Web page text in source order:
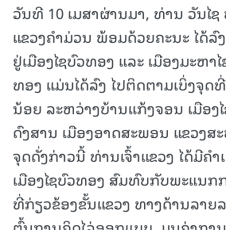
ວັນທີ 10 ເມສາຜ່ານມາ, ທ່ານ ວັນໄຊ
ແຂວງຄໍາມ່ວນ ພ້ອມດ້ວຍຄະນະ ໄດ້ລົ
ຢູ່ເມືອງໄຊບົວທອງ ແລະ ເມືອງມະຫາ
ທອງ ແມ່ນໄດ້ລົງ ໄປຕິດຕາມເບິ່ງຈຸດ
ນ້ອຍ ລະຫວ່າງບ້ານແກ້ງຈອນ ເມືອງ
ດົງສານ ເມືອງອາດສະພອນ ແຂວງສ
ຈຸດດັ່ງກ່າວນີ້ ທ່ານເຈົ້າແຂວງ ໄດ້ມີຄໍ
ເມືອງໄຊບົວທອງ ສົມທົບກັບພະແນ
ທີ່ກ່ຽວຂ້ອງຂັ້ນແຂວງ ທາງດ້ານລາຍ